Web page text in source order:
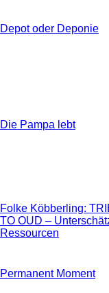
Depot oder Deponie
Die Pampa lebt
Folke Köbberling:
TO OUD –
Ressourcen
Permanent Moment